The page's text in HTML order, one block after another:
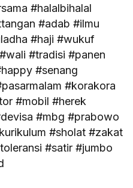
#halalbihalal
#adab #ilmu
#haji #wukuf
#tradisi #panen
#senang
#korakora
#mobil #herek
#mbg #prabowo
#sholat #zakat
#satir #jumbo